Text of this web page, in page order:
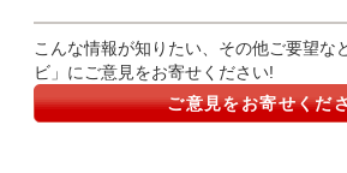
こんな情報が知りたい、その他ご要望な
ビ」にご意見をお寄せください!
ご意見をお寄せくだ